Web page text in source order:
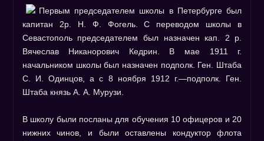
Первым председателем школы в Петербурге был
капитан 2р. Н. Ф. Фогель. С переводом школы в
Севастополь председателем был назначен кап. 2 р.
Вячеслав Никанорович Кедрин. В мае 1911 г.
начальником школы был назначен подполк. Ген. Штаба
С. И. Одинцов, а с 8 ноября 1912 г.—подполк. Ген.
Штаба князь А. А. Мурузи.
В школу были посланы для обучения 10 офицеров и 20
нижних чинов, и были оставлены кондуктор флота